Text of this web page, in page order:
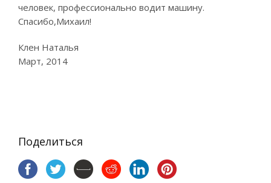
человек, профессионально водит машину.
Спасибо,Михаил!
Клен Наталья
Март, 2014
Поделиться